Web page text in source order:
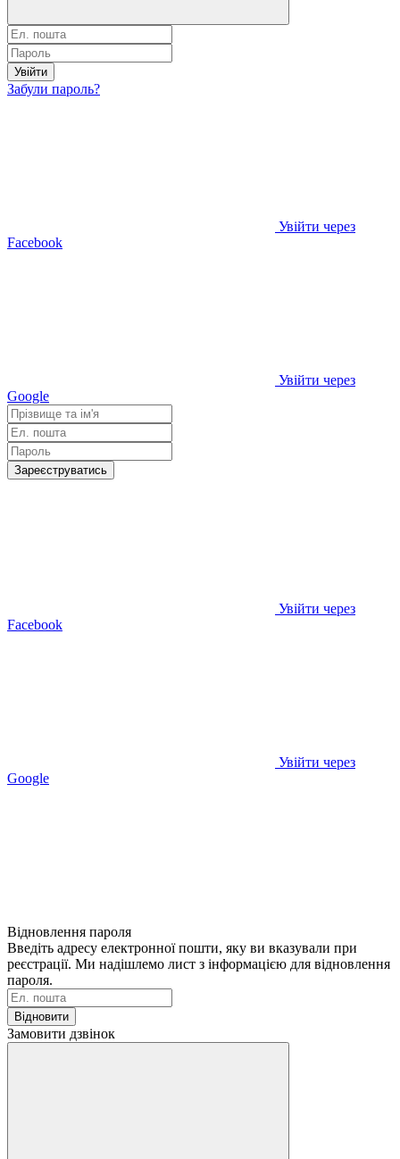
Увійти
Забули пароль?
Увійти через
Facebook
Увійти через
Google
Зареєструватись
Увійти через
Facebook
Увійти через
Google
Відновлення пароля
Введіть адресу електронної пошти, яку ви вказували при
реєстрації. Ми надішлемо лист з інформацією для відновлення
пароля.
Відновити
Замовити дзвінок